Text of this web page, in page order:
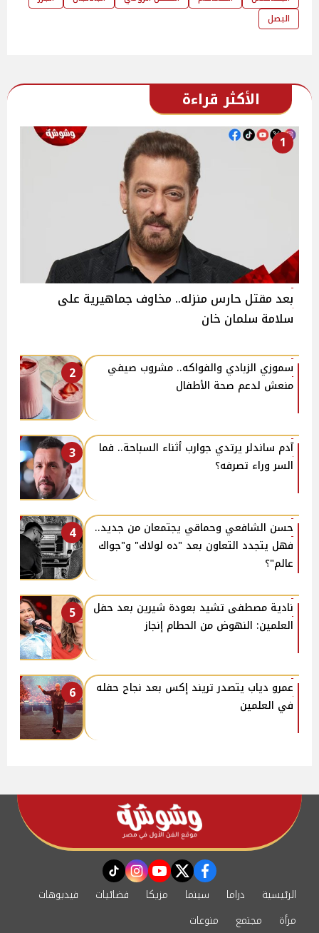
البصل
الأكثر قراءة
1
بعد مقتل حارس منزله.. مخاوف جماهيرية على
سلامة سلمان خان
2
سموزي الزبادي والفواكه.. مشروب صيفي
منعش لدعم صحة الأطفال
3
آدم ساندلر يرتدي جوارب أثناء السباحة.. فما
السر وراء تصرفه؟
4
حسن الشافعي وحماقي يجتمعان من جديد..
فهل يتجدد التعاون بعد "ده لولاك" و"جواك
عالم"؟
5
نادية مصطفى تشيد بعودة شيرين بعد حفل
العلمين: النهوض من الحطام إنجاز
6
عمرو دياب يتصدر تريند إكس بعد نجاح حفله
في العلمين
facebook
twitter
youtube
instagram
tiktok
الرئيسية دراما سينما مزيكا فضائيات
فيديوهات
مرأة
مجتمع منوعات